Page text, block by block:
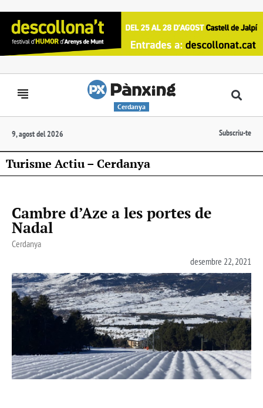
Cerdanya
9, agost del 2026 Subscriu-te
Turisme Actiu – Cerdanya
Cambre d’Aze a les portes de
Nadal
Cerdanya
desembre 22, 2021